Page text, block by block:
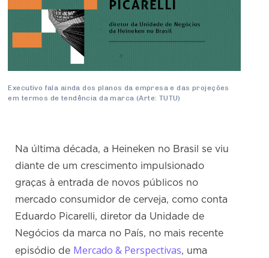
Prêmio de Sustentabilidade
Conselho de Serviços
Conselho de Relações Internacionais
Conselho de Sustentabilidade
Executivo fala ainda dos planos da empresa e das projeções
em termos de tendência da marca (Arte: TUTU)
Na última década, a Heineken no Brasil se viu
diante de um crescimento impulsionado
graças à entrada de novos públicos no
mercado consumidor de cerveja, como conta
Eduardo Picarelli, diretor da Unidade de
Negócios da marca no País, no mais recente
episódio de Mercado & Perspectivas, uma